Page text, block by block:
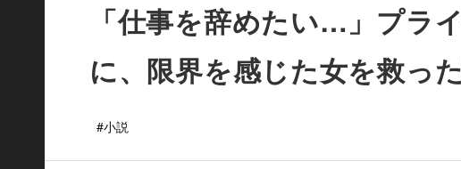
「仕事を辞めたい…」プラ
に、限界を感じた女を救っ
#小説